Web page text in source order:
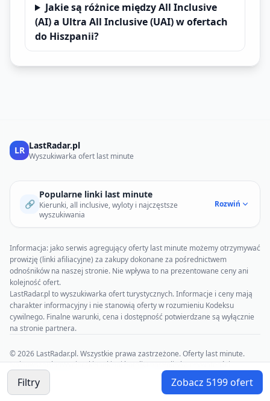
Jakie są różnice między All Inclusive
(AI) a Ultra All Inclusive (UAI) w ofertach
do Hiszpanii?
Filtry Zobacz 5199 ofert
LR LastRadar.pl
Wyszukiwarka ofert last minute
🔗
Popularne linki last minute
Kierunki, all inclusive, wyloty i najczęstsze
wyszukiwania
Rozwiń
Informacja: jako serwis agregujący oferty last minute możemy otrzymywać
prowizję (linki afiliacyjne) za zakupy dokonane za pośrednictwem
odnośników na naszej stronie. Nie wpływa to na prezentowane ceny ani
kolejność ofert.
LastRadar.pl to wyszukiwarka ofert turystycznych. Informacje i ceny mają
charakter informacyjny i nie stanowią oferty w rozumieniu Kodeksu
cywilnego. Finalne warunki, cena i dostępność potwierdzane są wyłącznie
na stronie partnera.
© 2026 LastRadar.pl. Wszystkie prawa zastrzeżone. Oferty last minute.
NajnowszeBlogWycieczkiRankingi hoteliO nasPolityka prywatności
Regulamin